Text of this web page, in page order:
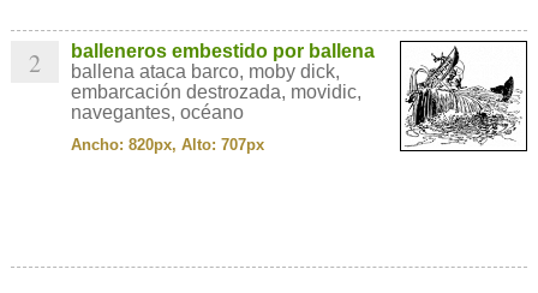
2
balleneros embestido por ballena
ballena ataca barco, moby dick,
embarcación destrozada, movidic,
navegantes, océano
Ancho: 820px, Alto: 707px